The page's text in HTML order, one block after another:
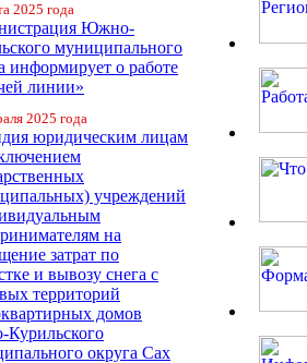
2025 года
Южно-
муниципального
информирует о работе
линии»
2025 года
юридическим лицам
учреждений
на
затрат по
и вывозу снега с
территорий
домов
округа Сах